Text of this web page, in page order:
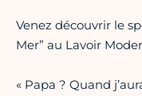
Venez découvrir le
Mer” au Lavoir
« Papa ? Quand